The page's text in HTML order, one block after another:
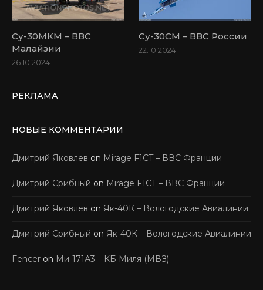
Су-30МКМ – ВВС
Малайзии
26.10.2024
Су-30СМ – ВВС России
22.10.2024
РЕКЛАМА
НОВЫЕ КОММЕНТАРИИ
Дмитрий Яковлев on Mirage F1CT – ВВС Франции
Дмитрий Срибный on Mirage F1CT – ВВС Франции
Дмитрий Яковлев on Як-40К – Вологодские Авиалинии
Дмитрий Срибный on Як-40К – Вологодские Авиалинии
Fencer on Ми-171А3 – КБ Миля (МВЗ)